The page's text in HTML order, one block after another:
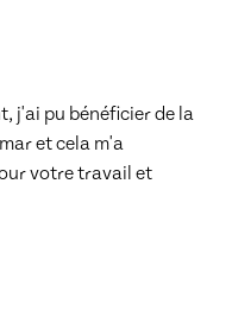
j'ai pu bénéficier de la
et cela m'a
votre travail et